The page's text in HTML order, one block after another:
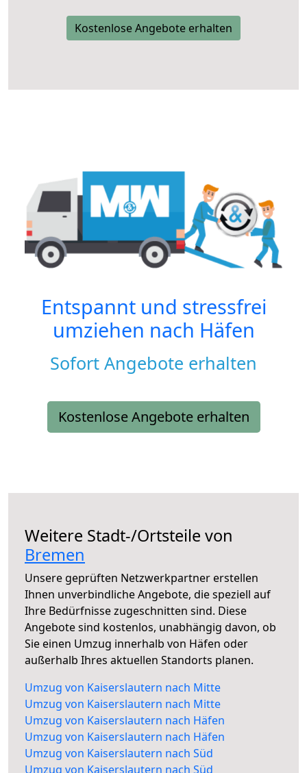
Kostenlose Angebote erhalten
Entspannt und stressfrei
umziehen nach Häfen
Sofort Angebote erhalten
Kostenlose Angebote erhalten
Weitere Stadt-/Ortsteile von
Bremen
Unsere geprüften Netzwerkpartner erstellen
Ihnen unverbindliche Angebote, die speziell auf
Ihre Bedürfnisse zugeschnitten sind. Diese
Angebote sind kostenlos, unabhängig davon, ob
Sie einen Umzug innerhalb von Häfen oder
außerhalb Ihres aktuellen Standorts planen.
Umzug von Kaiserslautern nach Mitte
Umzug von Kaiserslautern nach Mitte
Umzug von Kaiserslautern nach Häfen
Umzug von Kaiserslautern nach Häfen
Umzug von Kaiserslautern nach Süd
Umzug von Kaiserslautern nach Süd